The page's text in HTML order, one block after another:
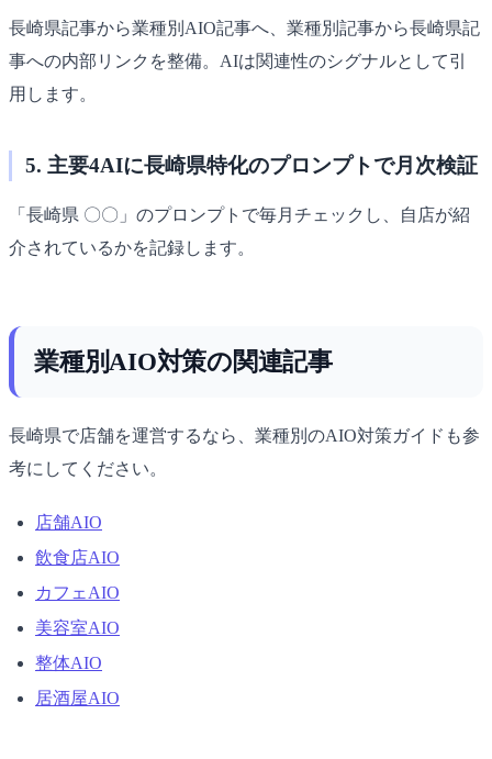
長崎県記事から業種別AIO記事へ、業種別記事から長崎県記
事への内部リンクを整備。AIは関連性のシグナルとして引
用します。
5. 主要4AIに長崎県特化のプロンプトで月次検証
「長崎県 〇〇」のプロンプトで毎月チェックし、自店が紹
介されているかを記録します。
業種別AIO対策の関連記事
長崎県で店舗を運営するなら、業種別のAIO対策ガイドも参
考にしてください。
店舗AIO
飲食店AIO
カフェAIO
美容室AIO
整体AIO
居酒屋AIO